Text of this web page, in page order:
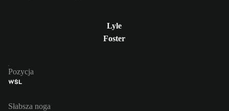
Lyle
Foster
Pozycja
WŚL
Słabsza noga